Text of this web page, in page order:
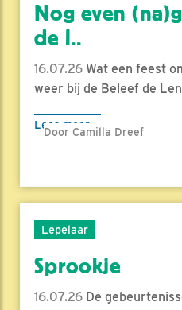
Nog even
de l..
16.07.26 Wat een feest
weer bij de Beleef de
Lees meer
Door Camilla Dreef
Lepelaar
Sprookje
16.07.26 De